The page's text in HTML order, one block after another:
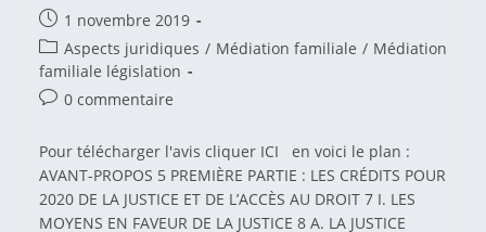
Publication
publiée :
1 novembre 2019
Post
category:
Aspects juridiques / Médiation familiale / Médiation
familiale législation
Commentaires
la
publication :
0 commentaire
Pour télécharger l'avis cliquer ICI en voici le plan :
AVANT-PROPOS 5 PREMIÈRE PARTIE : LES CRÉDITS POUR
2020 DE LA JUSTICE ET DE L’ACCÈS AU DROIT 7 I. LES
MOYENS EN FAVEUR DE LA JUSTICE 8 A. LA JUSTICE